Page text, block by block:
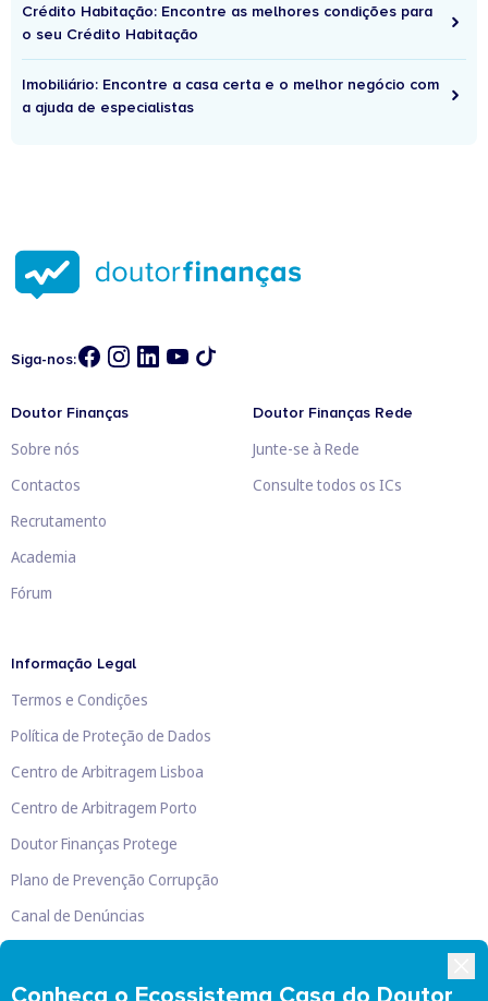
Crédito Habitação: Encontre as melhores condições para
o seu Crédito Habitação
Imobiliário: Encontre a casa certa e o melhor negócio com
a ajuda de especialistas
Siga-nos:
Doutor Finanças
Sobre nós
Contactos
Recrutamento
Academia
Fórum
Doutor Finanças Rede
Junte-se à Rede
Consulte todos os ICs
Informação Legal
Termos e Condições
Política de Proteção de Dados
Centro de Arbitragem Lisboa
Centro de Arbitragem Porto
Doutor Finanças Protege
Plano de Prevenção Corrupção
Canal de Denúncias